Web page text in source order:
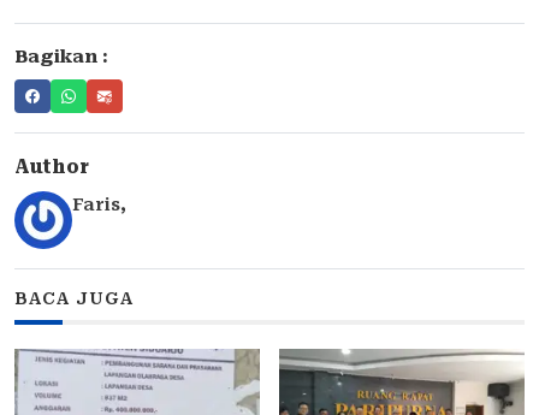
Bagikan :
Author
Faris,
BACA JUGA